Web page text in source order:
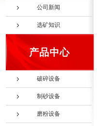
公司新闻
选矿知识
产品中心
破碎设备
制砂设备
磨粉设备